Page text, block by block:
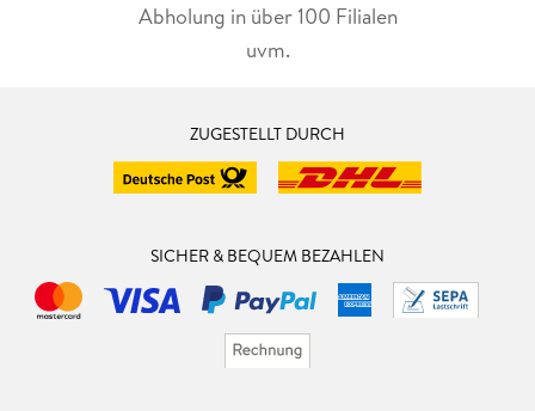
Abholung in über 100 Filialen
uvm.
ZUGESTELLT DURCH
SICHER & BEQUEM BEZAHLEN